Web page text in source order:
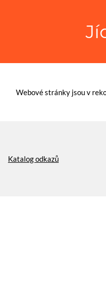
Webové stránky jsou v
Katalog odkazů